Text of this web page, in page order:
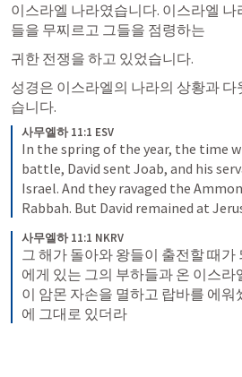
이스라엘 나라였습니다. 이스라엘
들을 무찌르고 그들을 점령하는
귀한 전쟁을 하고 있었습니다.
성경은 이스라엘의 나라의 상황과 다
습니다.
사무엘하 11:1 ESV
In the spring of the year, the time
battle, David sent Joab, and his
Israel. And they ravaged the
Rabbah. But David remained at
사무엘하 11:1 NKRV
그 해가 돌아와 왕들이 출전할 때가
에게 있는 그의 부하들과 온 이스라
이 암몬 자손을 멸하고 랍바를 에워
에 그대로 있더라